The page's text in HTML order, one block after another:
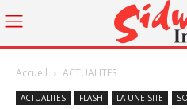
Accueil ACTUALITES
ACTUALITES FLASH LA UNE SITE